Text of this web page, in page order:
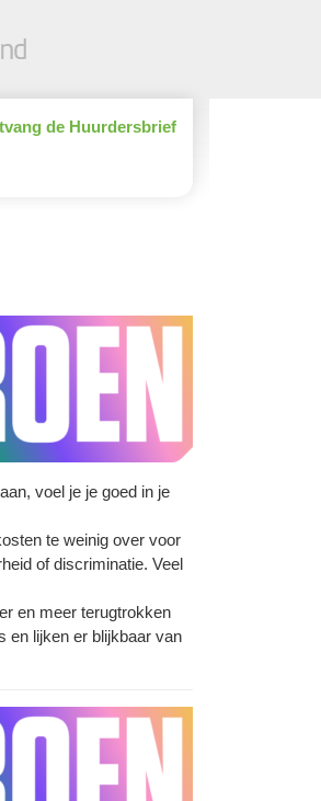
de Huurdersbrief
voel je je goed in je
te weinig over voor
of discriminatie. Veel
en meer terugtrokken
en lijken er blijkbaar van